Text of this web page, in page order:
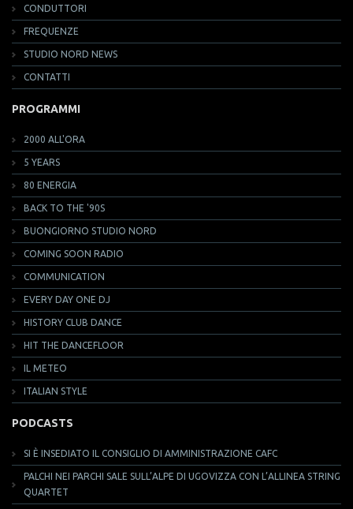
CONDUTTORI
FREQUENZE
STUDIO NORD NEWS
CONTATTI
PROGRAMMI
2000 ALL'ORA
5 YEARS
80 ENERGIA
BACK TO THE '90S
BUONGIORNO STUDIO NORD
COMING SOON RADIO
COMMUNICATION
EVERY DAY ONE DJ
HISTORY CLUB DANCE
HIT THE DANCEFLOOR
IL METEO
ITALIAN STYLE
PODCASTS
SI È INSEDIATO IL CONSIGLIO DI AMMINISTRAZIONE CAFC
PALCHI NEI PARCHI SALE SULL’ALPE DI UGOVIZZA CON L’ALLINEA STRING
QUARTET